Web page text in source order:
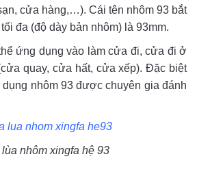
cửa hàng,…). Cái tên nhôm 93 bắt
đa (độ dày bản nhôm) là 93mm.
ứng dụng vào làm cửa đi, cửa đi ở
quay, cửa hất, cửa xếp). Đặc biệt
nhôm 93 được chuyên gia đánh
nhôm xingfa hệ 93